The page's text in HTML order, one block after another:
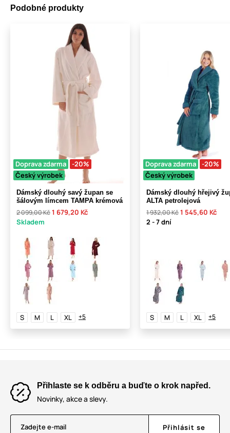
Podobné produkty
Doprava zdarma
-20%
Český výrobek
Dámský dlouhý savý župan se
šálovým límcem TAMPA krémová
2 099,00 Kč1 679,20 Kč
Skladem
S M L XL +5
Doprava zdarma
-20%
Český výrobek
Dámský dlouhý hřejivý
ALTA petrolejová
1 932,00 Kč1 545,60 Kč
2 - 7 dní
S M L XL +5
Přihlaste se k odběru a buďte o krok napřed.
Novinky, akce a slevy.
Zadejte e-mail Přihlásit se